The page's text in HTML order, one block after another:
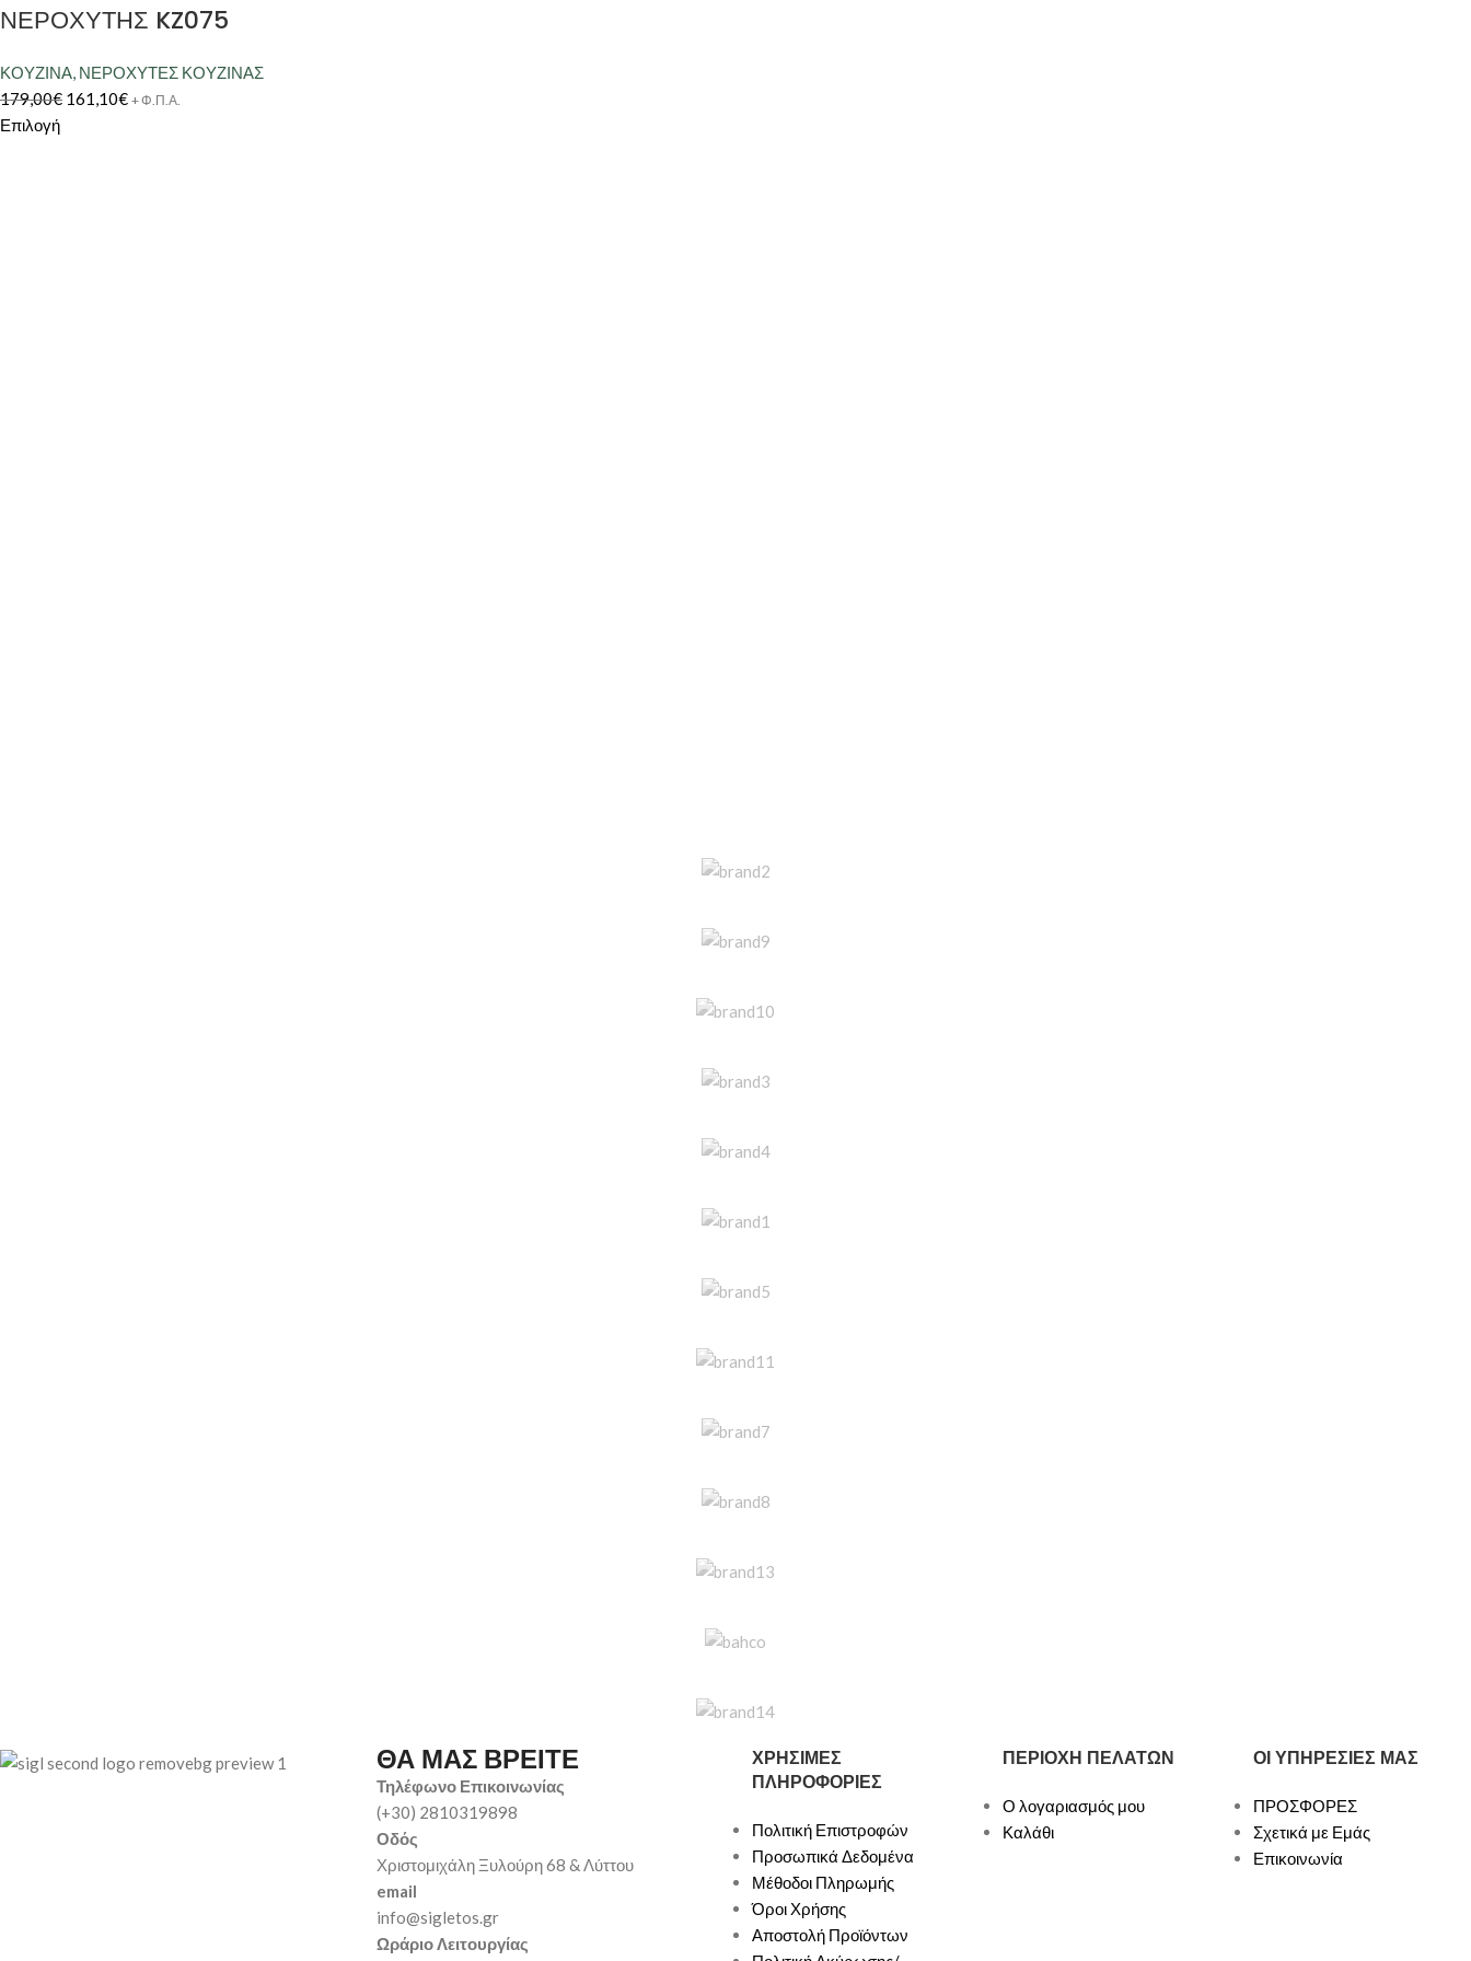
ΝΕΡΟΧΥΤΗΣ KZ075
ΚΟΥΖΙΝΑ, ΝΕΡΟΧΥΤΕΣ ΚΟΥΖΙΝΑΣ
179,00€ 161,10€ + Φ.Π.Α.
Επιλογή
ΘΑ ΜΑΣ ΒΡΕΙΤΕ
Τηλέφωνο Επικοινωνίας
(+30) 2810319898
Οδός
Χριστομιχάλη Ξυλούρη 68 & Λύττου
email
info@sigletos.gr
Ωράριο Λειτουργίας
ΧΡΗΣΙΜΕΣ
ΠΛΗΡΟΦΟΡΙΕΣ
Πολιτική Επιστροφών
Προσωπικά Δεδομένα
Μέθοδοι Πληρωμής
Όροι Χρήσης
Αποστολή Προϊόντων
ΠΕΡΙΟΧΗ ΠΕΛΑΤΩΝ
Ο λογαριασμός μου
Καλάθι
ΟΙ ΥΠΗΡΕΣΙΕΣ ΜΑΣ
ΠΡΟΣΦΟΡΕΣ
Σχετικά με Εμάς
Επικοινωνία